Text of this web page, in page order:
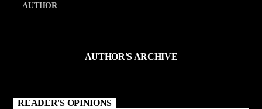
AUTHOR
AUTHOR'S ARCHIVE
READER'S OPINIONS